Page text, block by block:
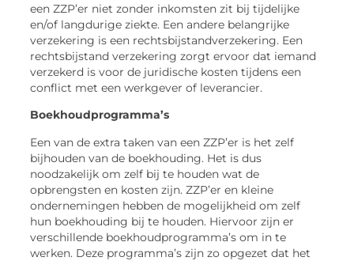
een ZZP’er niet zonder inkomsten zit bij tijdelijke
en/of langdurige ziekte. Een andere belangrijke
verzekering is een rechtsbijstandverzekering. Een
rechtsbijstand verzekering zorgt ervoor dat iemand
verzekerd is voor de juridische kosten tijdens een
conflict met een werkgever of leverancier.
Boekhoudprogramma’s
Een van de extra taken van een ZZP’er is het zelf
bijhouden van de boekhouding. Het is dus
noodzakelijk om zelf bij te houden wat de
opbrengsten en kosten zijn. ZZP’er en kleine
ondernemingen hebben de mogelijkheid om zelf
hun boekhouding bij te houden. Hiervoor zijn er
verschillende boekhoudprogramma’s om in te
werken. Deze programma’s zijn zo opgezet dat het